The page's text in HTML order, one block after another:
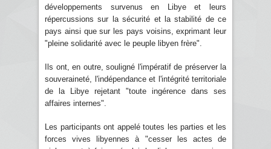
développements survenus en Libye et leurs
répercussions sur la sécurité et la stabilité de ce
pays ainsi que sur les pays voisins, exprimant leur
"pleine solidarité avec le peuple libyen frère".
Ils ont, en outre, souligné l'impératif de préserver la
souveraineté, l'indépendance et l'intégrité territoriale
de la Libye rejetant "toute ingérence dans ses
affaires internes".
Les participants ont appelé toutes les parties et les
forces vives libyennes à "cesser les actes de